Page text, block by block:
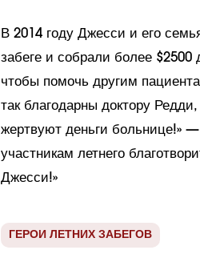
В 2014 году Джесси и его
забеге и собрали более $2500
чтобы помочь другим
так благодарны доктору
жертвуют деньги больнице!»
участникам летнего
Джесси!»
ГЕРОИ ЛЕТНИХ ЗАБЕГОВ